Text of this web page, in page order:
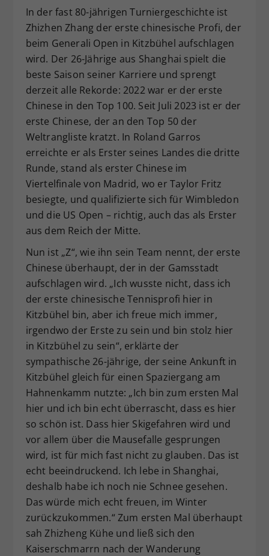
In der fast 80-jährigen Turniergeschichte ist
Zhizhen Zhang der erste chinesische Profi, der
beim Generali Open in Kitzbühel aufschlagen
wird. Der 26-Jährige aus Shanghai spielt die
beste Saison seiner Karriere und sprengt
derzeit alle Rekorde: 2022 war er der erste
Chinese in den Top 100. Seit Juli 2023 ist er der
erste Chinese, der an den Top 50 der
Weltrangliste kratzt. In Roland Garros
erreichte er als Erster seines Landes die dritte
Runde, stand als erster Chinese im
Viertelfinale von Madrid, wo er Taylor Fritz
besiegte, und qualifizierte sich für Wimbledon
und die US Open – richtig, auch das als Erster
aus dem Reich der Mitte.
Nun ist „Z“, wie ihn sein Team nennt, der erste
Chinese überhaupt, der in der Gamsstadt
aufschlagen wird. „Ich wusste nicht, dass ich
der erste chinesische Tennisprofi hier in
Kitzbühel bin, aber ich freue mich immer,
irgendwo der Erste zu sein und bin stolz hier
in Kitzbühel zu sein“, erklärte der
sympathische 26-jährige, der seine Ankunft in
Kitzbühel gleich für einen Spaziergang am
Hahnenkamm nutzte: „Ich bin zum ersten Mal
hier und ich bin echt überrascht, dass es hier
so schön ist. Dass hier Skigefahren wird und
vor allem über die Mausefalle gesprungen
wird, ist für mich fast nicht zu glauben. Das ist
echt beeindruckend. Ich lebe in Shanghai,
deshalb habe ich noch nie Schnee gesehen.
Das würde mich echt freuen, im Winter
zurückzukommen.“ Zum ersten Mal überhaupt
sah Zhizheng Kühe und ließ sich den
Kaiserschmarrn nach der Wanderung
Zweck
Dieser Wert speichert Ihre Consent-
Einstellungen. Unter anderem eine
zufällig generierte ID, für die
historische Speicherung Ihrer
vorgenommen Einstellungen, falls der
Webseiten-Betreiber dies eingestellt
hat.